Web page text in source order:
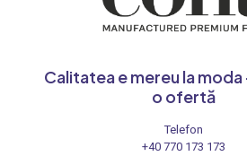
Calitatea e mereu la
o ofertă
Telefon
+40 770 173 173